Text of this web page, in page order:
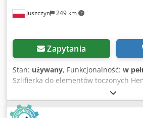
Juszczyn 249 km
Zapytania
Stan: używany, Funkcjonalność: w
Szlifierka do elementów toczonych
Dsdpfjzlcvpsx Aagekr Długość
szlifowania max 100mm Szlifowanie
oscylacją